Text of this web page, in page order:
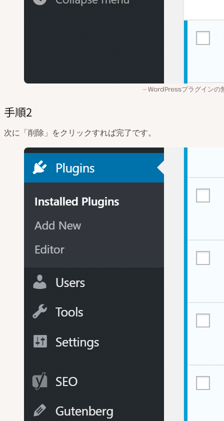
WordPressプラグインの
手順2
次に「削除」をクリックすれば完了です。